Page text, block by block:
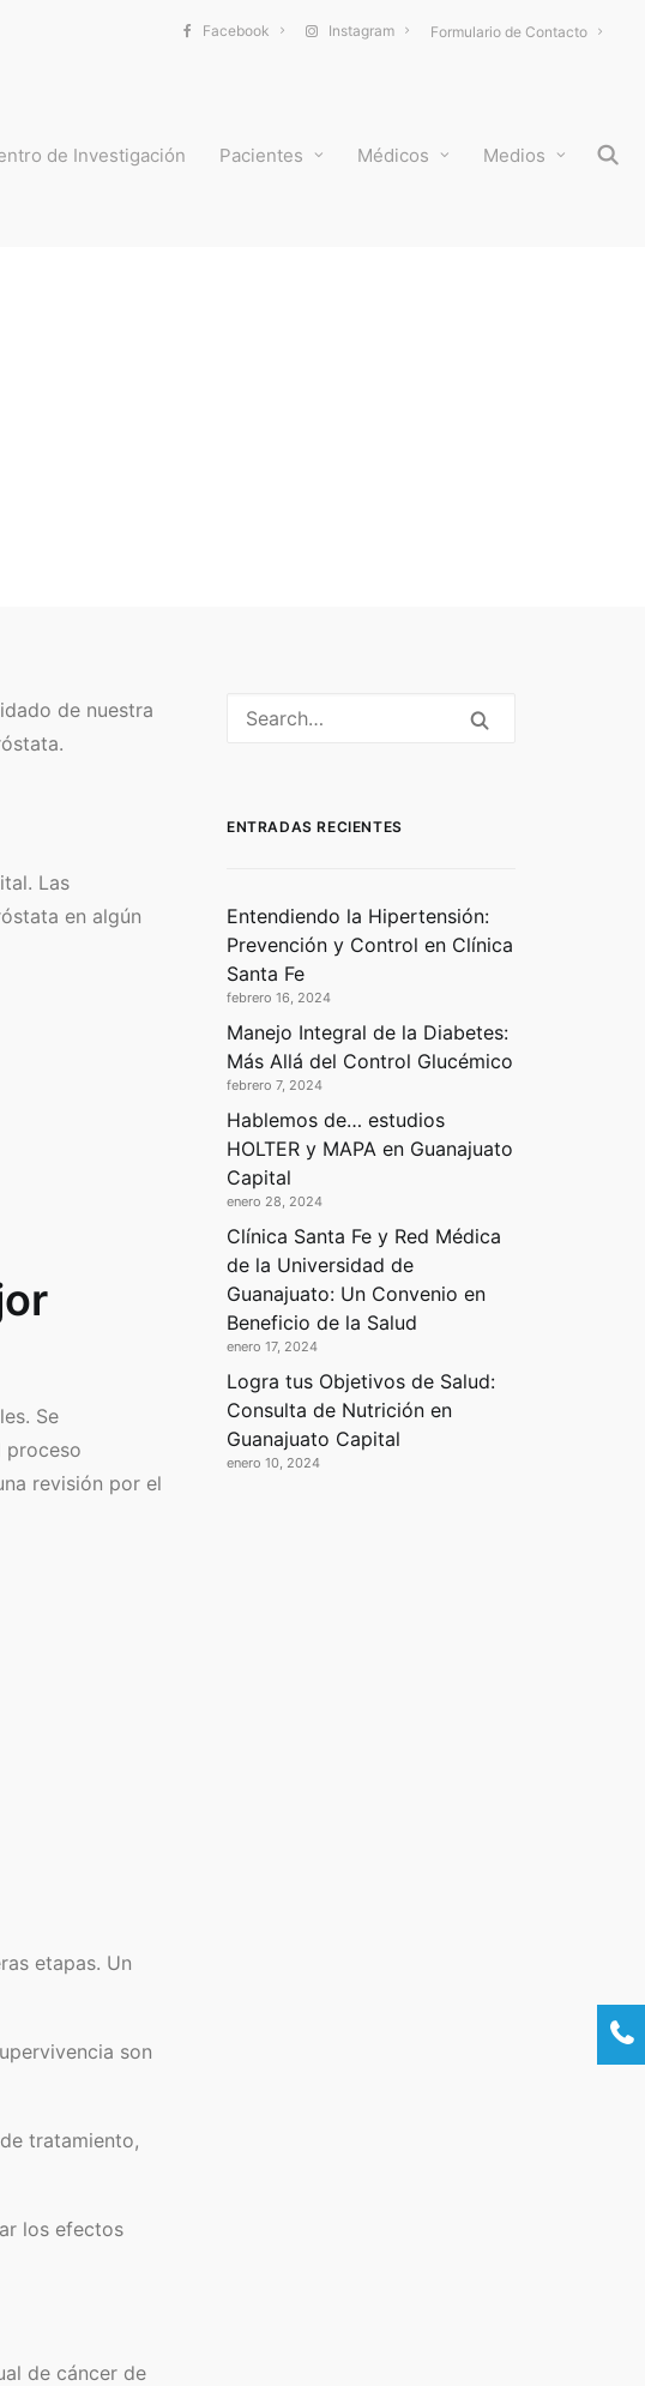
Facebook Instagram Formulario de Contacto
de Investigación Pacientes Médicos Medios
de nuestra
Las
en algún
Se
proceso
revisión por el
etapas. Un
son
tratamiento,
los efectos
de cáncer de
ENTRADAS RECIENTES
Entendiendo la Hipertensión:
Prevención y Control en Clínica
Santa Fe
febrero 16, 2024
Manejo Integral de la Diabetes:
Más Allá del Control Glucémico
febrero 7, 2024
Hablemos de… estudios
HOLTER y MAPA en Guanajuato
Capital
enero 28, 2024
Clínica Santa Fe y Red Médica
de la Universidad de
Guanajuato: Un Convenio en
Beneficio de la Salud
enero 17, 2024
Logra tus Objetivos de Salud:
Consulta de Nutrición en
Guanajuato Capital
enero 10, 2024